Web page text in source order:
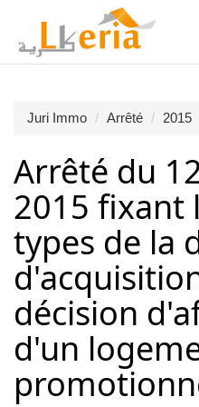
Juri Immo Arrêté 2015
Arrêté du
2015 fixant
types de la
décision
d'un